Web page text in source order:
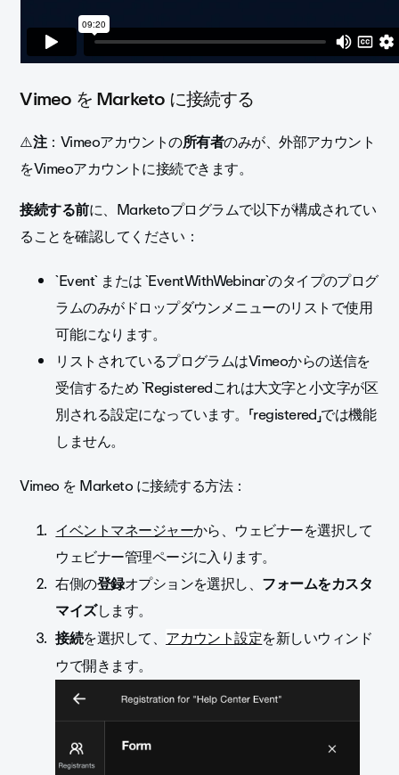
Vimeo を Marketo に接続する
⚠️注：Vimeoアカウントの所有者のみが、外部アカウント
をVimeoアカウントに接続できます。
接続する前に、Marketoプログラムで以下が構成されてい
ることを確認してください：
`Event` または `EventWithWebinar`のタイプのプログ
ラムのみがドロップダウンメニューのリストで使用
可能になります。
リストされているプログラムはVimeoからの送信を
受信するため `Registeredこれは大文字と小文字が区
別される設定になっています。「registered」では機能
しません。
Vimeo を Marketo に接続する方法：
イベントマネージャーから、ウェビナーを選択して
ウェビナー管理ページに入ります。
右側の登録オプションを選択し、 フォームをカスタ
マイズします。
接続を選択して、 アカウント設定を新しいウィンド
ウで開きます。